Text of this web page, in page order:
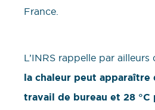
France.
L’INRS rappelle par ailleurs
la chaleur peut apparaître
travail de bureau et 28